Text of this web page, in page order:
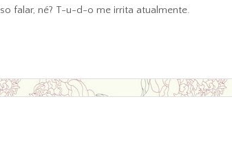
falar, né? T-u-d-o me irrita atualmente.